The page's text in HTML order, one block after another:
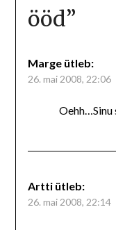
ööd”
Marge ütleb:
26. mai 2008, 22:06
Oehh…Sinu
Artti ütleb:
26. mai 2008, 22:14